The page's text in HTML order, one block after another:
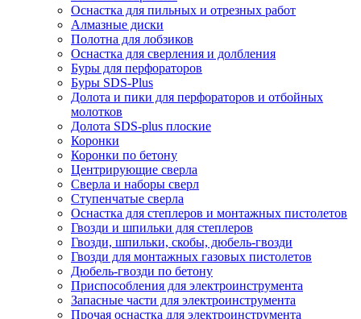
Оснастка для пильных и отрезных работ
Алмазные диски
Полотна для лобзиков
Оснастка для сверления и долбления
Буры для перфораторов
Буры SDS-Plus
Долота и пики для перфораторов и отбойных
молотков
Долота SDS-plus плоские
Коронки
Коронки по бетону
Центрирующие сверла
Сверла и наборы сверл
Ступенчатые сверла
Оснастка для степлеров и монтажных пистолетов
Гвозди и шпильки для степлеров
Гвозди, шпильки, скобы, дюбель-гвозди
Гвозди для монтажных газовых пистолетов
Дюбель-гвозди по бетону
Приспособления для электроинструмента
Запасные части для электроинструмента
Прочая оснастка для электроинструмента